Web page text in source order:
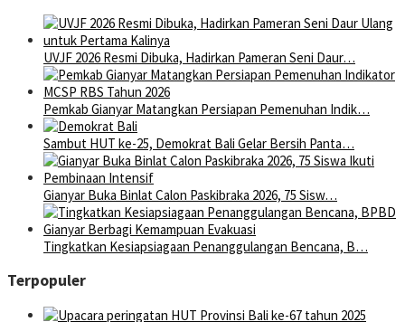
UVJF 2026 Resmi Dibuka, Hadirkan Pameran Seni Daur…
Pemkab Gianyar Matangkan Persiapan Pemenuhan Indik…
Sambut HUT ke-25, Demokrat Bali Gelar Bersih Panta…
Gianyar Buka Binlat Calon Paskibraka 2026, 75 Sisw…
Tingkatkan Kesiapsiagaan Penanggulangan Bencana, B…
Terpopuler